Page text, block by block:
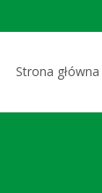
Strona główna